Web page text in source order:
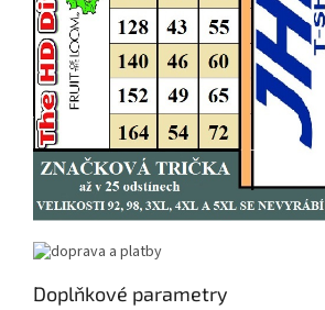
Doplňkové parametry